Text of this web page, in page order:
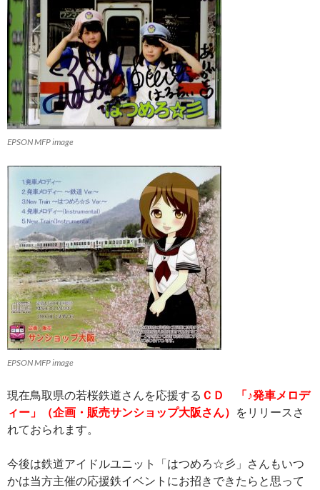
EPSON MFP image
EPSON MFP image
現在鳥取県の若桜鉄道さんを応援する ＣＤ 「♪発車メロデ
ィー」（企画・販売サンショップ大阪さん） をリリースさ
れておられます。
今後は鉄道アイドルユニット「はつめろ☆彡」さんもいつ
かは当方主催の応援鉄イベントにお招きできたらと思って